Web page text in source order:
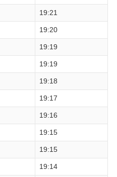
19:21
19:20
19:19
19:19
19:18
19:17
19:16
19:15
19:15
19:14